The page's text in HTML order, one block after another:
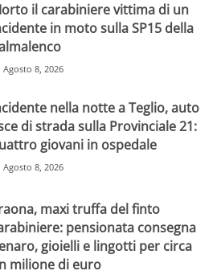
il carabiniere vittima di un
in moto sulla SP15 della
Agosto 8, 2026
nella notte a Teglio, auto
di strada sulla Provinciale 21:
giovani in ospedale
Agosto 8, 2026
maxi truffa del finto
pensionata consegna
gioielli e lingotti per circa
milione di euro